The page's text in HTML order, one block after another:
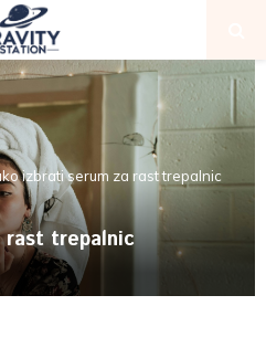
izbrati serum za rast trepalnic
rast trepalnic